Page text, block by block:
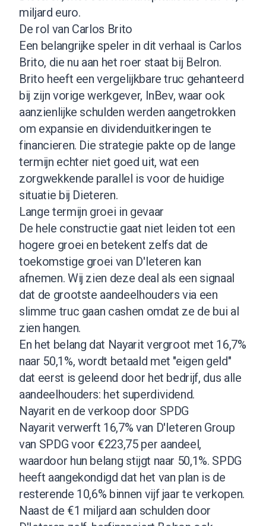
miljard euro.
De rol van Carlos Brito
Een belangrijke speler in dit verhaal is Carlos
Brito, die nu aan het roer staat bij Belron.
Brito heeft een vergelijkbare truc gehanteerd
bij zijn vorige werkgever, InBev, waar ook
aanzienlijke schulden werden aangetrokken
om expansie en dividenduitkeringen te
financieren. Die strategie pakte op de lange
termijn echter niet goed uit, wat een
zorgwekkende parallel is voor de huidige
situatie bij Dieteren.
Lange termijn groei in gevaar
De hele constructie gaat niet leiden tot een
hogere groei en betekent zelfs dat de
toekomstige groei van D'Ieteren kan
afnemen. Wij zien deze deal als een signaal
dat de grootste aandeelhouders via een
slimme truc gaan cashen omdat ze de bui al
zien hangen.
En het belang dat Nayarit vergroot met 16,7%
naar 50,1%, wordt betaald met "eigen geld"
dat eerst is geleend door het bedrijf, dus alle
aandeelhouders: het superdividend.
Nayarit en de verkoop door SPDG
Nayarit verwerft 16,7% van D'Ieteren Group
van SPDG voor €223,75 per aandeel,
waardoor hun belang stijgt naar 50,1%. SPDG
heeft aangekondigd dat het van plan is de
resterende 10,6% binnen vijf jaar te verkopen.
Naast de €1 miljard aan schulden door